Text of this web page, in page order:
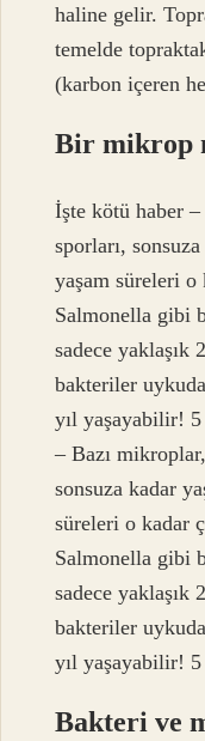
haline gelir.
temelde
(karbon içeren
Bir mikrop
İşte kötü haber
sporları,
yaşam süreleri
Salmonella gibi
sadece
bakteriler
yıl yaşayabilir!
– Bazı
sonsuza kadar
süreleri o kadar
Salmonella gibi
sadece
bakteriler
yıl yaşayabilir!
Bakteri ve